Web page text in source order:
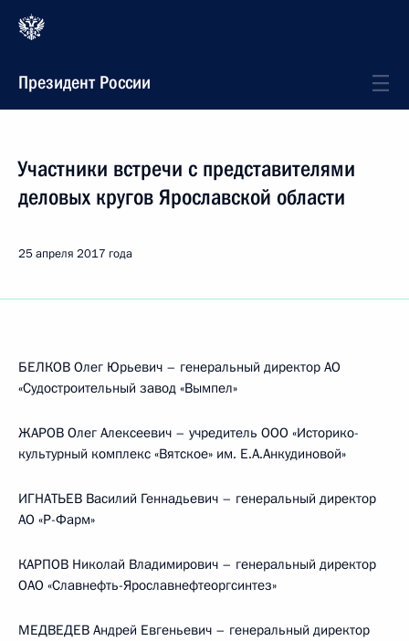
Президент России
Участники встречи с представителями
деловых кругов Ярославской области
25 апреля 2017 года
БЕЛКОВ Олег Юрьевич – генеральный директор АО
«Судостроительный завод «Вымпел»
ЖАРОВ Олег Алексеевич – учредитель ООО «Историко-
культурный комплекс «Вятское» им. Е.А.Анкудиновой»
ИГНАТЬЕВ Василий Геннадьевич – генеральный директор
АО «Р-Фарм»
КАРПОВ Николай Владимирович – генеральный директор
ОАО «Славнефть-Ярославнефтеоргсинтез»
МЕДВЕДЕВ Андрей Евгеньевич – генеральный директор